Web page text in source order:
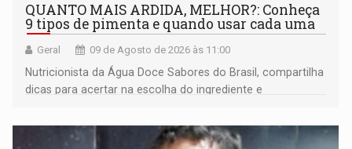
QUANTO MAIS ARDIDA, MELHOR?: Conheça
9 tipos de pimenta e quando usar cada uma
Geral 09 de Agosto de 2026 às 11:00
Nutricionista da Água Doce Sabores do Brasil, compartilha
dicas para acertar na escolha do ingrediente e